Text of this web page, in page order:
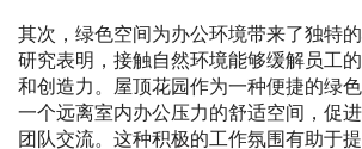
其次，绿色空间为办公环境带来了独特的
研究表明，接触自然环境能够缓解员工
和创造力。屋顶花园作为一种便捷的绿
一个远离室内办公压力的舒适空间，促
团队交流。这种积极的工作氛围有助于